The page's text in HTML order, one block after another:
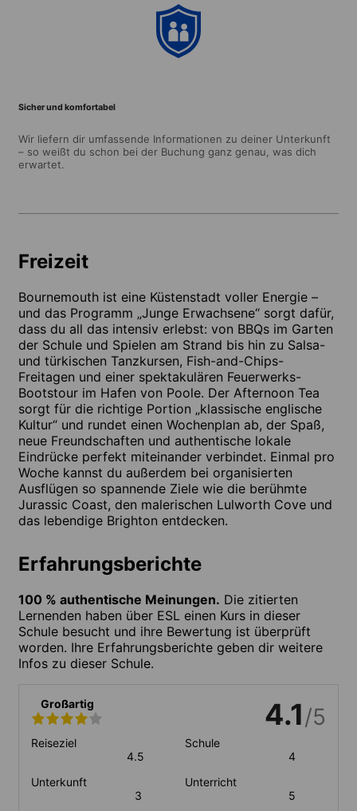
Sicher und komfortabel
Wir liefern dir umfassende Informationen zu deiner Unterkunft
– so weißt du schon bei der Buchung ganz genau, was dich
erwartet.
Freizeit
Bournemouth ist eine Küstenstadt voller Energie –
und das Programm „Junge Erwachsene“ sorgt dafür,
dass du all das intensiv erlebst: von BBQs im Garten
der Schule und Spielen am Strand bis hin zu Salsa-
und türkischen Tanzkursen, Fish-and-Chips-
Freitagen und einer spektakulären Feuerwerks-
Bootstour im Hafen von Poole. Der Afternoon Tea
sorgt für die richtige Portion „klassische englische
Kultur“ und rundet einen Wochenplan ab, der Spaß,
neue Freundschaften und authentische lokale
Eindrücke perfekt miteinander verbindet. Einmal pro
Woche kannst du außerdem bei organisierten
Ausflügen so spannende Ziele wie die berühmte
Jurassic Coast, den malerischen Lulworth Cove und
das lebendige Brighton entdecken.
Erfahrungsberichte
100 % authentische Meinungen. Die zitierten
Lernenden haben über ESL einen Kurs in dieser
Schule besucht und ihre Bewertung ist überprüft
worden. Ihre Erfahrungsberichte geben dir weitere
Infos zu dieser Schule.
Großartig 4.1/5
Reiseziel
4.5
Schule
4
Unterkunft
3
Unterricht
5